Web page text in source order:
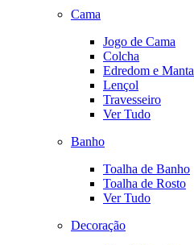
Cama
Jogo de Cama
Colcha
Edredom e Manta
Lençol
Travesseiro
Ver Tudo
Banho
Toalha de Banho
Toalha de Rosto
Ver Tudo
Decoração